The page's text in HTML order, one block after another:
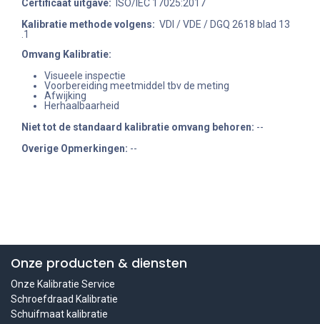
Certificaat uitgave: ISO/IEC 17025:2017
Kalibratie methode volgens: VDI / VDE / DGQ 2618 blad 13
.1
Omvang Kalibratie:
Visueele inspectie
Voorbereiding meetmiddel tbv de meting
Afwijking
Herhaalbaarheid
Niet tot de standaard kalibratie omvang behoren: --
Overige Opmerkingen: --
Onze producten & diensten
Onze Kalibratie Service
Schroefdraad Kalibratie
Schuifmaat kalibratie